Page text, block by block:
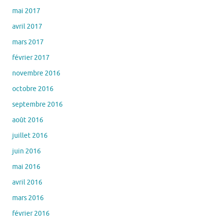
mai 2017
avril 2017
mars 2017
février 2017
novembre 2016
octobre 2016
septembre 2016
août 2016
juillet 2016
juin 2016
mai 2016
avril 2016
mars 2016
février 2016